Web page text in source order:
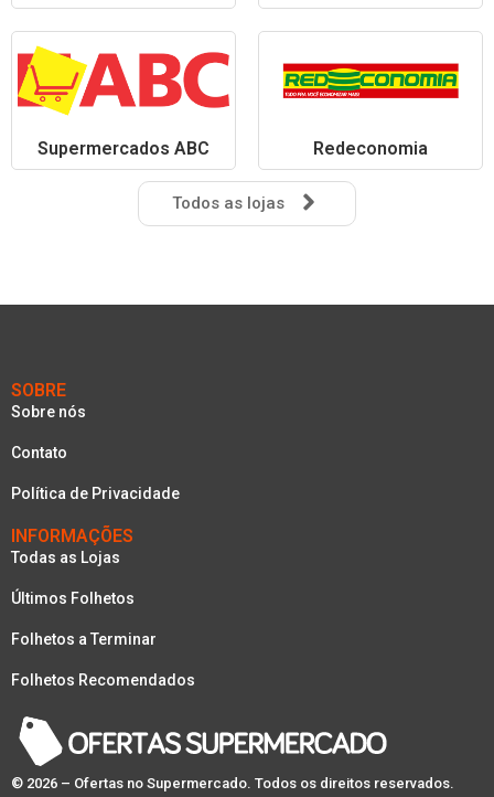
Supermercados ABC Redeconomia
Todos as lojas
© 2026 – Ofertas no Supermercado. Todos os direitos reservados.
SOBRE
Sobre nós
Contato
Política de Privacidade
INFORMAÇÕES
Todas as Lojas
Últimos Folhetos
Folhetos a Terminar
Folhetos Recomendados